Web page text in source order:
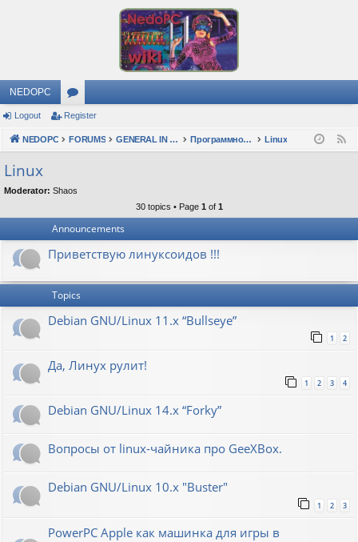
NEDOPC
or
u
s
Logout Register
NEDOPC FORUMS GENERAL IN RUSSIAN Программное обеспечение Linux
Linux
Moderator: Shaos
30 topics • Page 1 of 1
Announcements
Приветствую линуксоидов !!!
Topics
Debian GNU/Linux 11.x “Bullseye”
1 2
Да, Линух рулит!
1 2 3 4
Debian GNU/Linux 14.x “Forky”
Вопросы от linux-чайника про GeeXBox.
Debian GNU/Linux 10.x "Buster"
1 2 3
PowerPC Apple как машинка для игры в